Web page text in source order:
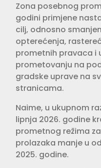
Zona posebnog
godini primjene
cilj, odnosno
opterećenja,
prometnih pravaca i
prometovanju na
gradske uprave na
stranicama.
Naime, u ukupnom
lipnja 2026. godine
prometnog režima
prolazaka manje u
2025. godine.